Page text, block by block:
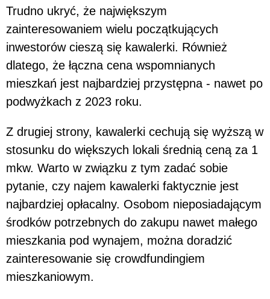
Trudno ukryć, że największym
zainteresowaniem wielu początkujących
inwestorów cieszą się kawalerki. Również
dlatego, że łączna cena wspomnianych
mieszkań jest najbardziej przystępna - nawet po
podwyżkach z 2023 roku.
Z drugiej strony, kawalerki cechują się wyższą w
stosunku do większych lokali średnią ceną za 1
mkw. Warto w związku z tym zadać sobie
pytanie, czy najem kawalerki faktycznie jest
najbardziej opłacalny. Osobom nieposiadającym
środków potrzebnych do zakupu nawet małego
mieszkania pod wynajem, można doradzić
zainteresowanie się crowdfundingiem
mieszkaniowym.